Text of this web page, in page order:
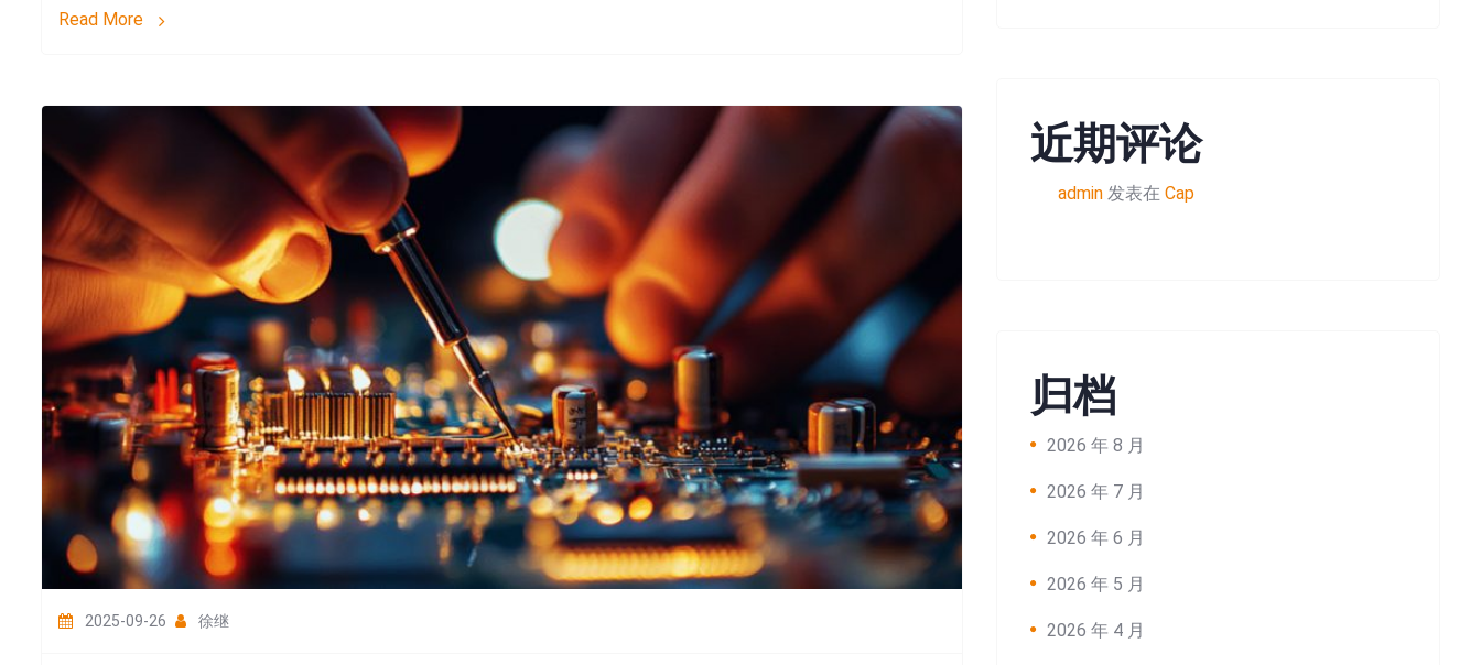
Read More
2025-09-26 徐继
近期评论
admin发表在 Cap
归档
2026 年 8 月
2026 年 7 月
2026 年 6 月
2026 年 5 月
2026 年 4 月